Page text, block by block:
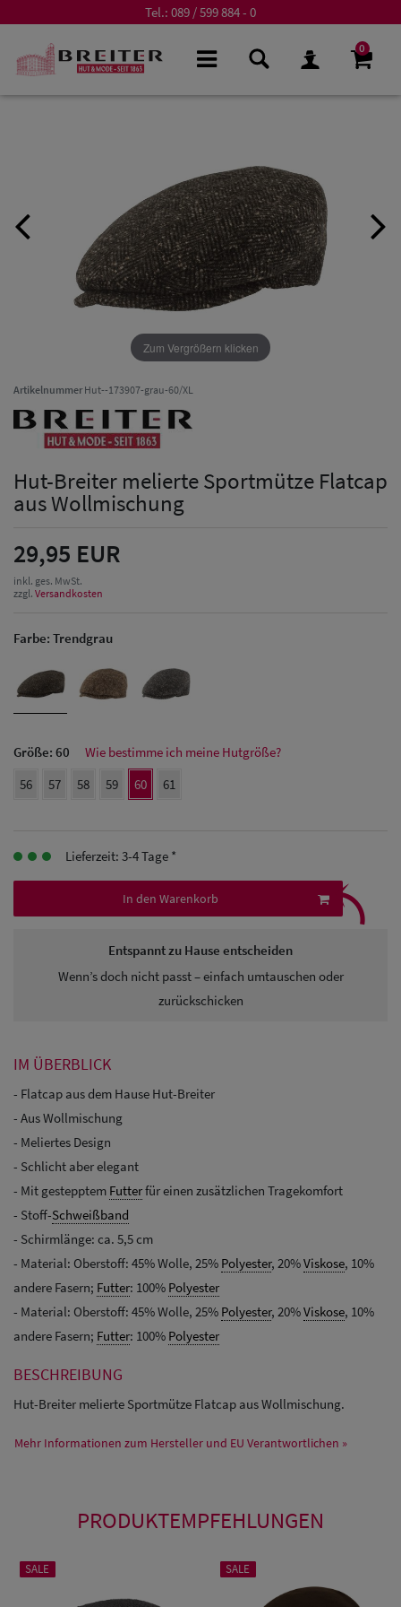
Tel.: 089 / 599 884 - 0
0
Herren Caps
Baseball Cpas
Herren
Herren
Snapback Caps
Zum Vergrößern klicken
ArtikelnummerHut--173907-grau-60/XL
Hut-Breiter melierte Sportmütze Flatcap
aus Wollmischung
29,95 EUR
inkl. ges. MwSt.
zzgl. Versandkosten
Farbe: Trendgrau
Größe: 60
Wie bestimme ich meine Hutgröße?
56
57 58 59 60 61
Lieferzeit: 3-4 Tage *
In den Warenkorb
Entspannt zu Hause entscheiden
Wenn’s doch nicht passt – einfach umtauschen oder
zurückschicken
⤹
IM ÜBERBLICK
- Flatcap aus dem Hause Hut-Breiter
- Aus Wollmischung
- Meliertes Design
- Schlicht aber elegant
- Mit gestepptem Futterfür einen zusätzlichen Tragekomfort
- Stoff-Schweißband
- Schirmlänge: ca. 5,5 cm
- Material: Oberstoff: 45% Wolle, 25% Polyester, 20%Viskose, 10%
andere Fasern; Futter: 100% Polyester
- Material: Oberstoff: 45% Wolle, 25% Polyester, 20%Viskose, 10%
andere Fasern; Futter: 100% Polyester
BESCHREIBUNG
Hut-Breiter melierte Sportmütze Flatcap aus Wollmischung.
Mehr Informationen zum Hersteller und EU Verantwortlichen »
PRODUKTEMPFEHLUNGEN
SALE SALE